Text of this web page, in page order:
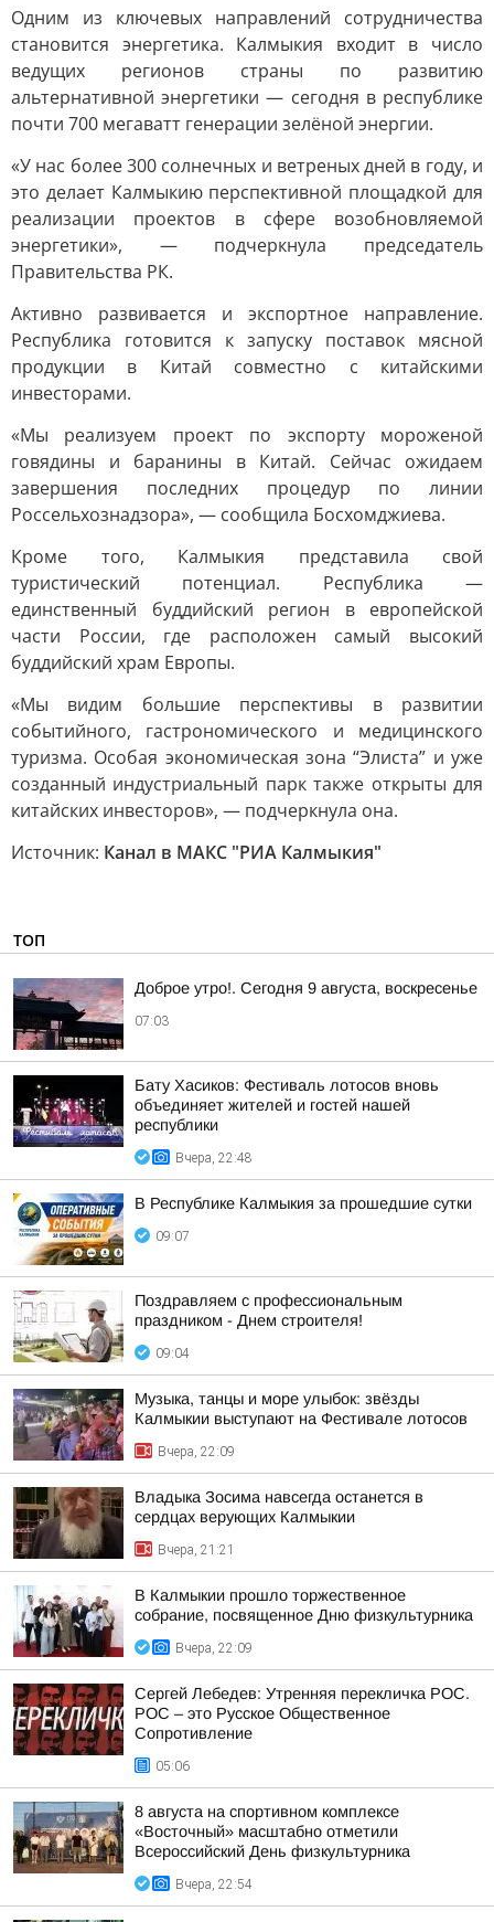
Одним из ключевых направлений сотрудничества
становится энергетика. Калмыкия входит в число
ведущих регионов страны по развитию
альтернативной энергетики — сегодня в республике
почти 700 мегаватт генерации зелёной энергии.
«У нас более 300 солнечных и ветреных дней в году, и
это делает Калмыкию перспективной площадкой для
реализации проектов в сфере возобновляемой
энергетики», — подчеркнула председатель
Правительства РК.
Активно развивается и экспортное направление.
Республика готовится к запуску поставок мясной
продукции в Китай совместно с китайскими
инвесторами.
«Мы реализуем проект по экспорту мороженой
говядины и баранины в Китай. Сейчас ожидаем
завершения последних процедур по линии
Россельхознадзора», — сообщила Босхомджиева.
Кроме того, Калмыкия представила свой
туристический потенциал. Республика —
единственный буддийский регион в европейской
части России, где расположен самый высокий
буддийский храм Европы.
«Мы видим большие перспективы в развитии
событийного, гастрономического и медицинского
туризма. Особая экономическая зона “Элиста” и уже
созданный индустриальный парк также открыты для
китайских инвесторов», — подчеркнула она.
Источник: Канал в МАКС "РИА Калмыкия"
ТОП
Доброе утро!. Сегодня 9 августа, воскресенье
07:03
Бату Хасиков: Фестиваль лотосов вновь
объединяет жителей и гостей нашей
республики
Вчера, 22:48
В Республике Калмыкия за прошедшие сутки
09:07
Поздравляем с профессиональным
праздником - Днем строителя!
09:04
Музыка, танцы и море улыбок: звёзды
Калмыкии выступают на Фестивале лотосов
Вчера, 22:09
Владыка Зосима навсегда останется в
сердцах верующих Калмыкии
Вчера, 21:21
В Калмыкии прошло торжественное
собрание, посвященное Дню физкультурника
Вчера, 22:09
Сергей Лебедев: Утренняя перекличка РОС.
РОС – это Русское Общественное
Сопротивление
05:06
8 августа на спортивном комплексе
«Восточный» масштабно отметили
Всероссийский День физкультурника
Вчера, 22:54